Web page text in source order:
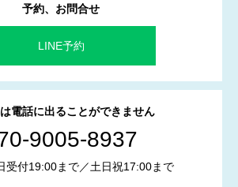
予約、お問合せ
LINE予約
電話に出ることができません
9005-8937
受付19:00まで／土日祝17:00まで